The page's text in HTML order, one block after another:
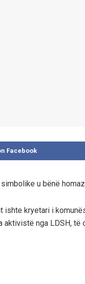
Facebook
u bënë
kryetari i
aktivistë nga LDSH,